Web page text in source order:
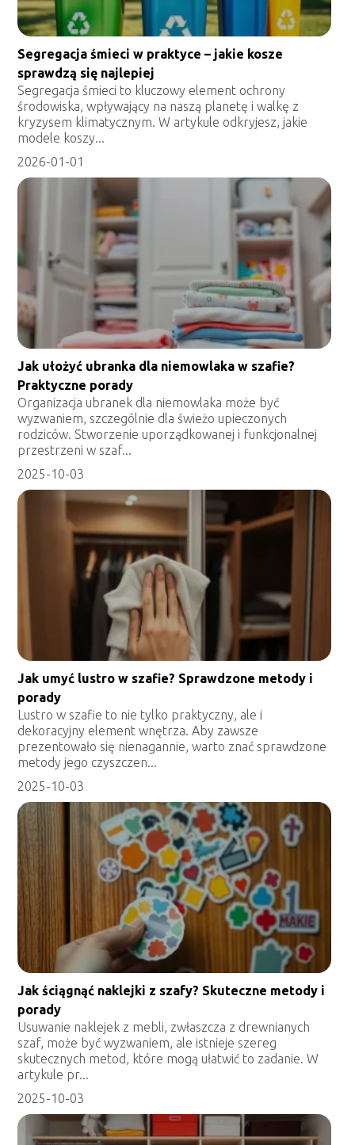
Segregacja śmieci w praktyce – jakie kosze
sprawdzą się najlepiej
Segregacja śmieci to kluczowy element ochrony
środowiska, wpływający na naszą planetę i walkę z
kryzysem klimatycznym. W artykule odkryjesz, jakie
modele koszy...
2026-01-01
Jak ułożyć ubranka dla niemowlaka w szafie?
Praktyczne porady
Organizacja ubranek dla niemowlaka może być
wyzwaniem, szczególnie dla świeżo upieczonych
rodziców. Stworzenie uporządkowanej i funkcjonalnej
przestrzeni w szaf...
2025-10-03
Jak umyć lustro w szafie? Sprawdzone metody i
porady
Lustro w szafie to nie tylko praktyczny, ale i
dekoracyjny element wnętrza. Aby zawsze
prezentowało się nienagannie, warto znać sprawdzone
metody jego czyszczen...
2025-10-03
Jak ściągnąć naklejki z szafy? Skuteczne metody i
porady
Usuwanie naklejek z mebli, zwłaszcza z drewnianych
szaf, może być wyzwaniem, ale istnieje szereg
skutecznych metod, które mogą ułatwić to zadanie. W
artykule pr...
2025-10-03